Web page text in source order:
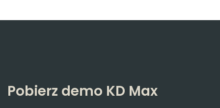
Pobierz demo KD Max